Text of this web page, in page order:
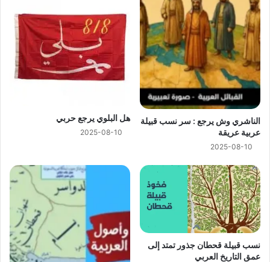
الناشري وش يرجع : سر نسب قبيلة
عربية عريقة
2025-08-10
هل البلوي يرجع حربي
2025-08-10
نسب قبيلة قحطان جذور تمتد إلى
عمق التاريخ العربي